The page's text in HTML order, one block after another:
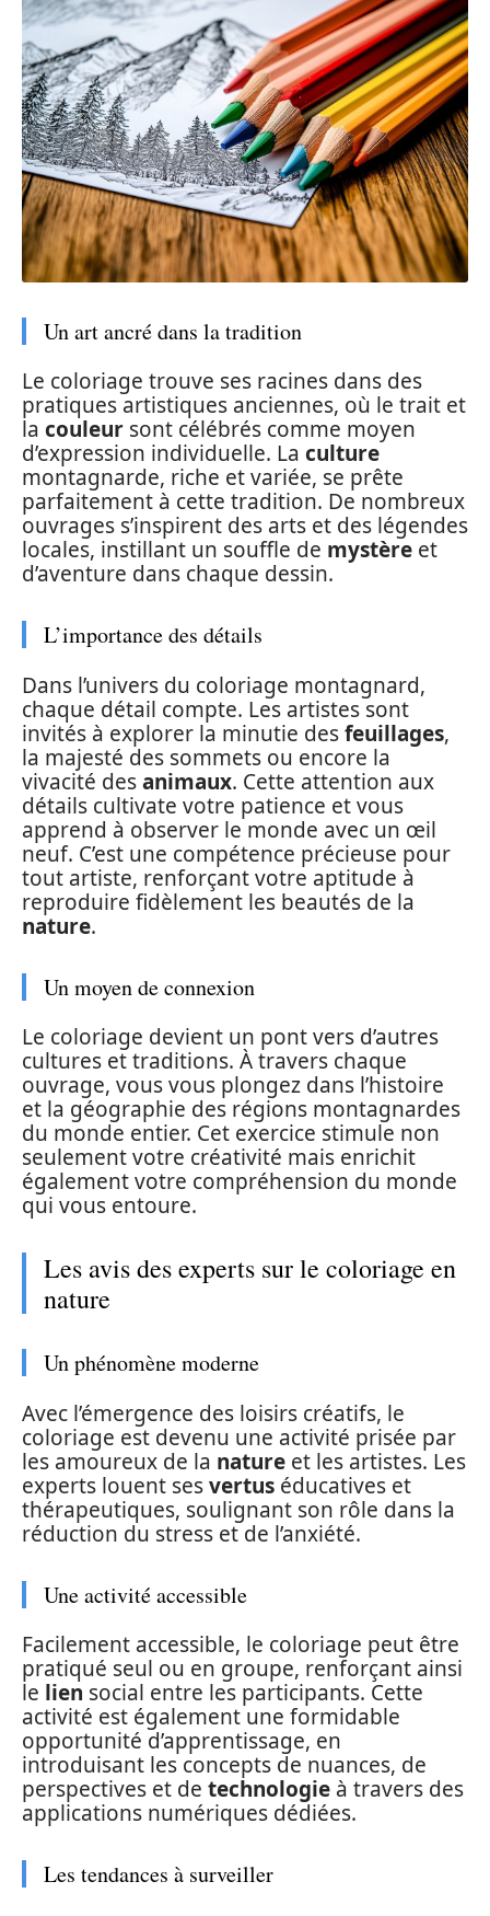
Un art ancré dans la tradition
Le coloriage trouve ses racines dans des
pratiques artistiques anciennes, où le trait et
la couleur sont célébrés comme moyen
d’expression individuelle. La culture
montagnarde, riche et variée, se prête
parfaitement à cette tradition. De nombreux
ouvrages s’inspirent des arts et des légendes
locales, instillant un souffle de mystère et
d’aventure dans chaque dessin.
L’importance des détails
Dans l’univers du coloriage montagnard,
chaque détail compte. Les artistes sont
invités à explorer la minutie desfeuillages,
la majesté des sommets ou encore la
vivacité desanimaux. Cette attention aux
détails cultivate votre patience et vous
apprend à observer le monde avec un œil
neuf. C’est une compétence précieuse pour
tout artiste, renforçant votre aptitude à
reproduire fidèlement les beautés de la
nature.
Un moyen de connexion
Le coloriage devient un pont vers d’autres
cultures et traditions. À travers chaque
ouvrage, vous vous plongez dans l’histoire
et la géographie des régions montagnardes
du monde entier. Cet exercice stimule non
seulement votre créativité mais enrichit
également votre compréhension du monde
qui vous entoure.
Les avis des experts sur le coloriage en
nature
Un phénomène moderne
Avec l’émergence des loisirs créatifs, le
coloriage est devenu une activité prisée par
les amoureux de la nature et les artistes. Les
experts louent sesvertus éducatives et
thérapeutiques, soulignant son rôle dans la
réduction du stress et de l’anxiété.
Une activité accessible
Facilement accessible, le coloriage peut être
pratiqué seul ou en groupe, renforçant ainsi
le lien social entre les participants. Cette
activité est également une formidable
opportunité d’apprentissage, en
introduisant les concepts de nuances, de
perspectives et de technologie à travers des
applications numériques dédiées.
Les tendances à surveiller